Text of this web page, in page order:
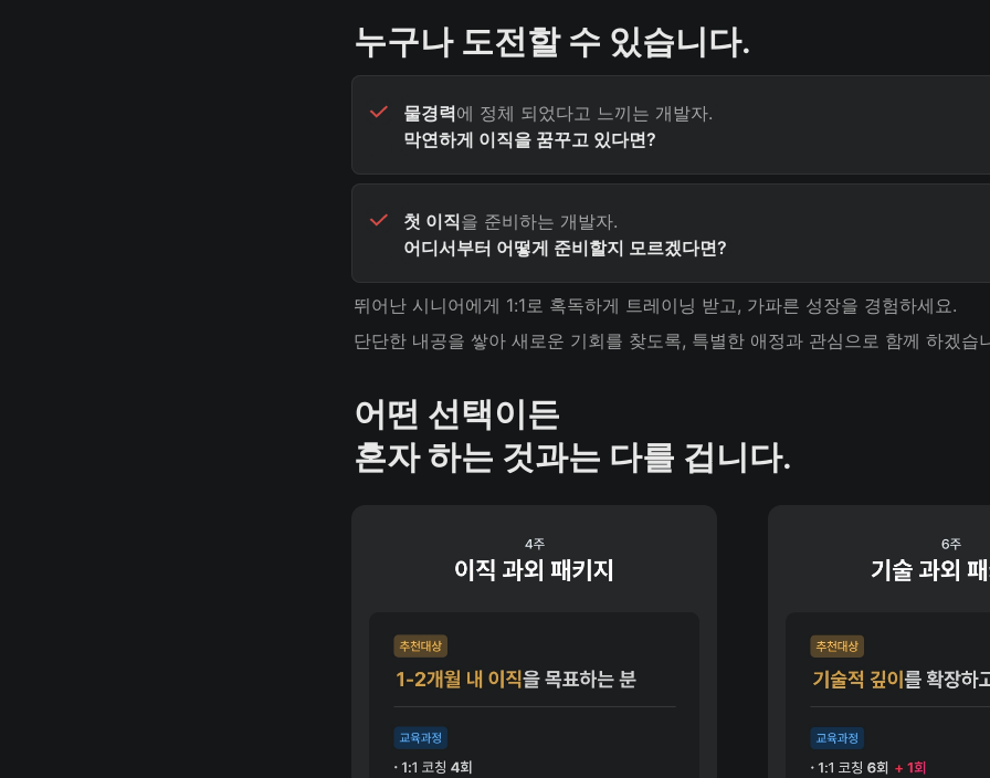
누구나 도전할 수 있습니다.
물경력
막연하게 이직을 꿈꾸고 있다면?
첫 이직
어디서부터 어떻게 준비할지 모르겠다면?
뛰어난 시니어에게 1:1로 혹독하게 트레이닝 받고, 가파른 성장을 경험하세요.
단단한 내공을 쌓아 새로운 기회를 찾도록, 특별한 애정과 관심으로 함께 하겠습
어떤 선택이든
혼자 하는 것과는 다를 겁니다.